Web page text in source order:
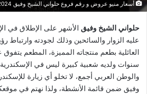
أسعار منيو عروض و رقم فروع حلواني الشيخ وفيق 2024
حلواني الشيخ وفيق الأشهر على الإطلاق في
عليه الزوار والسائحين وذلك لجودته وارتباط
العائلية بطعم منتجاته المميزة، المطعم
سنوات ولديه شعبية كبيرة ليس في
والوطن العربي أجمع، لا تخلو أي زيارة
وفيق ضمن قائمة الأنشطة، ولذا نهتم في